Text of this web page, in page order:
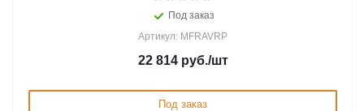
Под заказ
Артикул: MFRAVRP
22 814руб./шт
Под заказ